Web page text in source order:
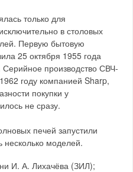
только для
в столовых
Первую бытовую
25 октября 1955 года
производство СВЧ-
году компанией Sharp,
покупки у
не сразу.
печей запустили
несколько моделей.
И. А. Лихачёва (ЗИЛ);